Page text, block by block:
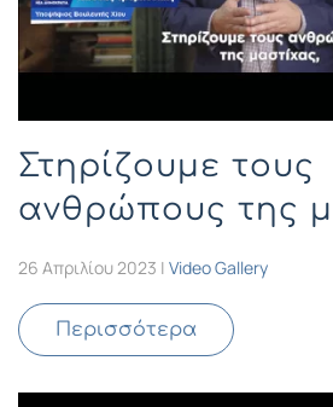
Στηρίζουμε τους
ανθρώπους της
26 Απριλίου 2023 | Video Gallery
Περισσότερα